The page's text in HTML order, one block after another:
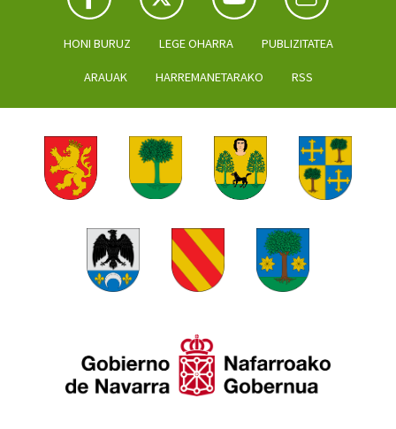
HONI BURUZ LEGE OHARRA PUBLIZITATEA
ARAUAK HARREMANETARAKO RSS